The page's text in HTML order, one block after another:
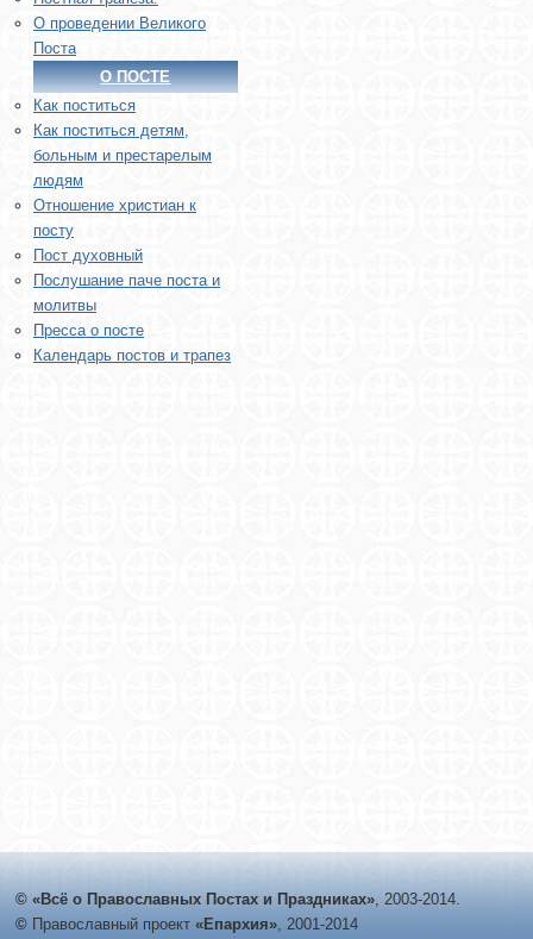
О проведении Великого
Поста
О ПОСТЕ
Как поститься
Как поститься детям,
больным и престарелым
людям
Отношение христиан к
посту
Пост духовный
Послушание паче поста и
молитвы
Пресса о посте
Календарь постов и трапез
© «Всё о Православных Постах и Праздниках», 2003-2014.
© Православный проект «Епархия», 2001-2014